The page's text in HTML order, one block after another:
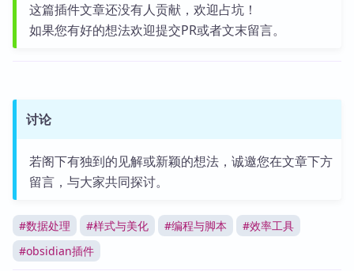
这篇插件文章还没有人贡献，欢迎占坑！
如果您有好的想法欢迎提交PR或者文末留言。
讨论
若阁下有独到的见解或新颖的想法，诚邀您在文章下方
留言，与大家共同探讨。
#数据处理 #样式与美化 #编程与脚本 #效率工具
#obsidian插件